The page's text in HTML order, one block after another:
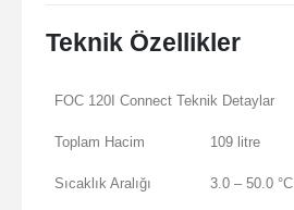
Teknik Özellikler
FOC 120I Connect Teknik Detaylar
Toplam Hacim 109 litre
Sıcaklık Aralığı 3.0 – 50.0 °C